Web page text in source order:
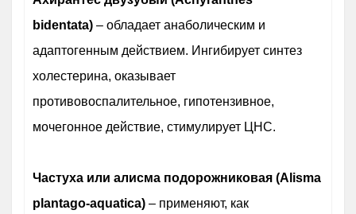
bidentata) – обладает анаболическим и
адаптогенным действием. Ингибирует синтез
холестерина, оказывает
противовоспалительное, гипотензивное,
мочегонное действие, стимулирует ЦНС.
Частуха или алисма подорожниковая (Alisma
plantago-aquatica) – применяют, как